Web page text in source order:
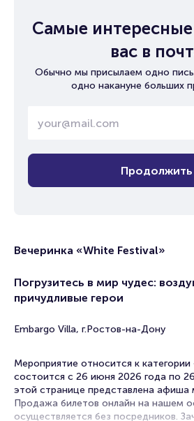
Самые
вас в
Обычно мы присылаем одно
одно накануне больших
Продолжить
Вечеринка «White Festival»
Погрузитесь в мир чудес:
причудливые герои
Embargo Villa, г.Ростов-на-Дону
Мероприятие относится к категории
состоится с 26 июня 2026 года по
этой странице представлена афиша
Продажа билетов онлайн на нашем
осуществляется без посредников.